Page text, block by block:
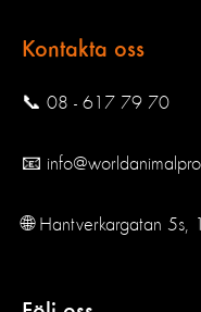
Kontakta oss
📞 08 - 617 79 70
📧
🌐 Hantverkargatan 5s,